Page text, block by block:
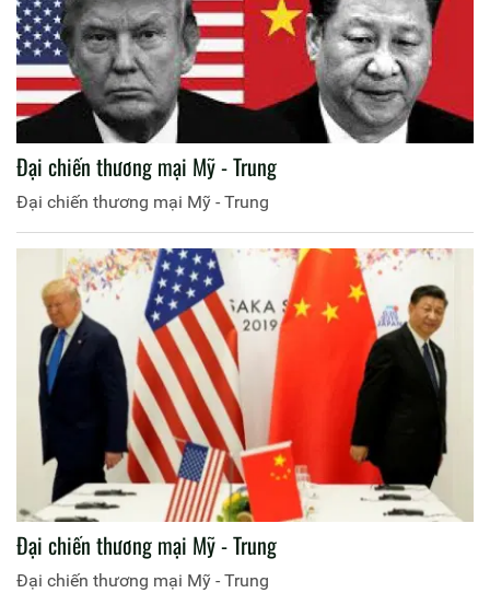
Đại chiến thương mại Mỹ - Trung
Đại chiến thương mại Mỹ - Trung
Đại chiến thương mại Mỹ - Trung
Đại chiến thương mại Mỹ - Trung